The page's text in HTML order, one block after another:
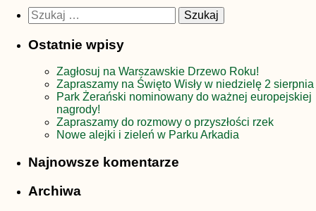
Szukaj:
Ostatnie wpisy
Zagłosuj na Warszawskie Drzewo Roku!
Zapraszamy na Święto Wisły w niedzielę 2 sierpnia
Park Żerański nominowany do ważnej europejskiej
nagrody!
Zapraszamy do rozmowy o przyszłości rzek
Nowe alejki i zieleń w Parku Arkadia
Najnowsze komentarze
Archiwa